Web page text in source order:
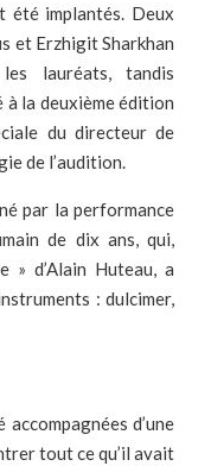
été implantés. Deux
et Erzhigit Sharkhan
lauréats, tandis
à la deuxième édition
du directeur de
de l’audition.
par la performance
de dix ans, qui,
» d’Alain Huteau, a
: dulcimer,
d’une
tout ce qu’il avait